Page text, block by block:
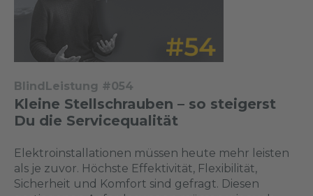
BlindLeistung #054
Kleine Stellschrauben – so steigerst
Du die Servicequalität
Elektroinstallationen müssen heute mehr leisten
als je zuvor. Höchste Effektivität, Flexibilität,
Sicherheit und Komfort sind gefragt. Diesen